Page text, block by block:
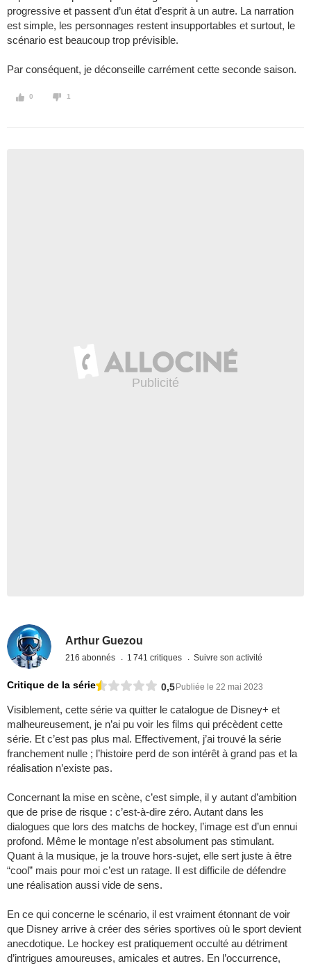
progressive et passent d’un état d’esprit à un autre. La narration
est simple, les personnages restent insupportables et surtout, le
scénario est beaucoup trop prévisible.
Par conséquent, je déconseille carrément cette seconde saison.
0 1
Arthur Guezou
216 abonnés 1 741 critiques Suivre son activité
Critique de la série 0,5Publiée le 22 mai 2023
Visiblement, cette série va quitter le catalogue de Disney+ et
malheureusement, je n’ai pu voir les films qui précèdent cette
série. Et c’est pas plus mal. Effectivement, j’ai trouvé la série
franchement nulle ; l’histoire perd de son intérêt à grand pas et la
réalisation n’existe pas.
Concernant la mise en scène, c’est simple, il y autant d’ambition
que de prise de risque : c’est-à-dire zéro. Autant dans les
dialogues que lors des matchs de hockey, l’image est d’un ennui
profond. Même le montage n’est absolument pas stimulant.
Quant à la musique, je la trouve hors-sujet, elle sert juste à être
“cool” mais pour moi c’est un ratage. Il est difficile de défendre
une réalisation aussi vide de sens.
En ce qui concerne le scénario, il est vraiment étonnant de voir
que Disney arrive à créer des séries sportives où le sport devient
anecdotique. Le hockey est pratiquement occulté au détriment
d’intrigues amoureuses, amicales et autres. En l’occurrence,